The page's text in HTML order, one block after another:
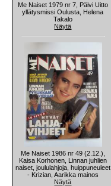
Me Naiset 1979 nr 7, Päivi Uitto
yllätysmissi Oulusta, Helena
Takalo
Näytä
Me Naiset 1986 nr 49 (2.12.),
Kaisa Korhonen, Linnan juhlien
naiset, joululahjoja, huippuneuleet
- Krizian, Aarikka mainos
Näytä